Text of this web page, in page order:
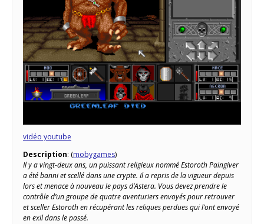
vidéo youtube
Description: (mobygames)
Il y a vingt-deux ans, un puissant religieux nommé Estoroth Paingiver
a été banni et scellé dans une crypte. Il a repris de la vigueur depuis
lors et menace à nouveau le pays d’Astera. Vous devez prendre le
contrôle d’un groupe de quatre aventuriers envoyés pour retrouver
et sceller Estoroth en récupérant les reliques perdues qui l’ont envoyé
en exil dans le passé.